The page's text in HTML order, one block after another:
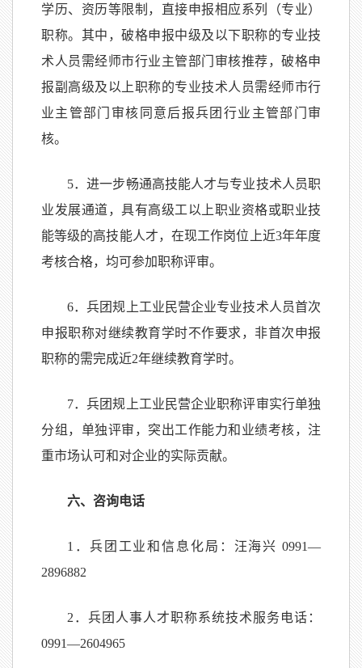
学历、资历等限制，直接申报相应系列（专业）
职称。其中，破格申报中级及以下职称的专业技
术人员需经师市行业主管部门审核推荐，破格申
报副高级及以上职称的专业技术人员需经师市行
业主管部门审核同意后报兵团行业主管部门审
核。
5．进一步畅通高技能人才与专业技术人员职
业发展通道，具有高级工以上职业资格或职业技
能等级的高技能人才，在现工作岗位上近3年年度
考核合格，均可参加职称评审。
6．兵团规上工业民营企业专业技术人员首次
申报职称对继续教育学时不作要求，非首次申报
职称的需完成近2年继续教育学时。
7．兵团规上工业民营企业职称评审实行单独
分组，单独评审，突出工作能力和业绩考核，注
重市场认可和对企业的实际贡献。
六、咨询电话
1．兵团工业和信息化局：汪海兴 0991—
2896882
2．兵团人事人才职称系统技术服务电话：
0991—2604965